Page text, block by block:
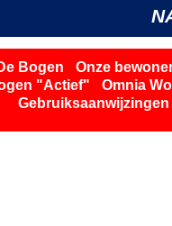
Bogen
Onze
"Actief"
Omnia
Gebruiksaanwijzingen